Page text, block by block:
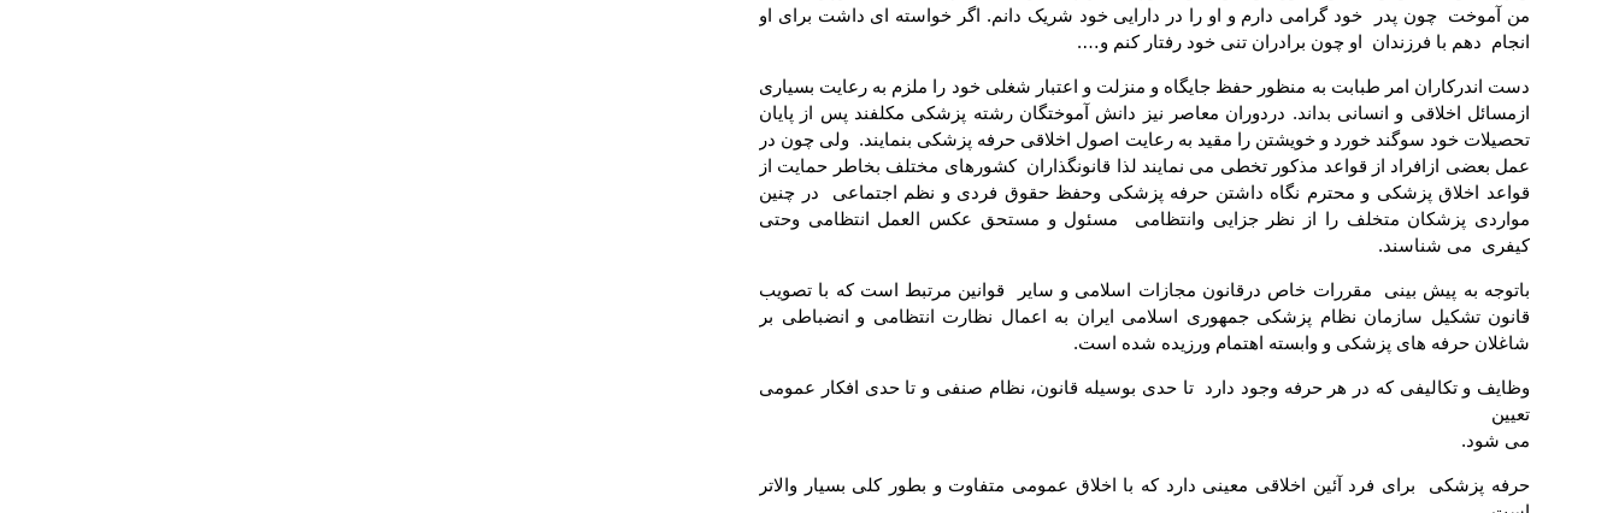
من آموخت چون پدر خود گرامی دارم و او را در دارایی خود شریک دانم. اگر خواسته ای داشت برای او
انجام دهم با فرزندان او چون برادران تنی خود رفتار کنم و….
دست اندرکاران امر طبابت به منظور حفظ جایگاه و منزلت و اعتبار شغلی خود را ملزم به رعایت بسیاری
ازمسائل اخلاقی و انسانی بداند. دردوران معاصر نیز دانش آموختگان رشته پزشکی مکلفند پس از پایان
تحصیلات خود سوگند خورد و خویشتن را مقید به رعایت اصول اخلاقی حرفه پزشکی بنمایند. ولی چون در
عمل بعضی ازافراد از قواعد مذکور تخطی می نمایند لذا قانونگذاران کشورهای مختلف بخاطر حمایت از
قواعد اخلاق پزشکی و محترم نگاه داشتن حرفه پزشکی وحفظ حقوق فردی و نظم اجتماعی در چنین
مواردی پزشکان متخلف را از نظر جزایی وانتظامی مسئول و مستحق عکس العمل انتظامی وحتی
کیفری می شناسند.
باتوجه به پیش بینی مقررات خاص درقانون مجازات اسلامی و سایر قوانین مرتبط است که با تصویب
قانون تشکیل سازمان نظام پزشکی جمهوری اسلامی ایران به اعمال نظارت انتظامی و انضباطی بر
شاغلان حرفه های پزشکی و وابسته اهتمام ورزیده شده است.
وظایف و تکالیفی که در هر حرفه وجود دارد تا حدی بوسیله قانون، نظام صنفی و تا حدی افکار عمومی
تعیین
می شود.
حرفه پزشکی برای فرد آئین اخلاقی معینی دارد که با اخلاق عمومی متفاوت و بطور کلی بسیار والاتر